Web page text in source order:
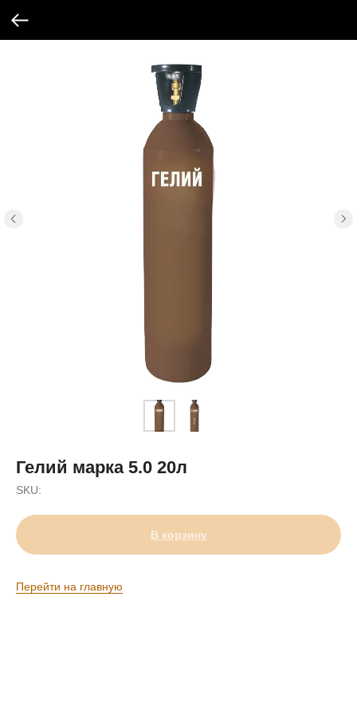
Гелий марка 5.0 20л
SKU:
В корзину
Перейти на главную